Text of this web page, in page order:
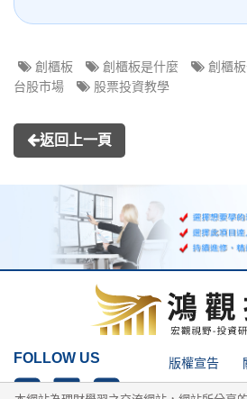
創櫃板 創櫃板是什麼 創櫃
台股市場
股票投資教學
返回上一頁
FOLLOW US 版權宣告
隱私權政策